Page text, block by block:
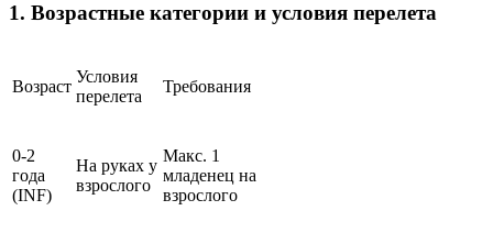
1. Возрастные категории и условия перелета
Возраст
Условия
перелета
Требования
0-2
года
(INF)
На руках у
взрослого
Макс. 1
младенец на
взрослого